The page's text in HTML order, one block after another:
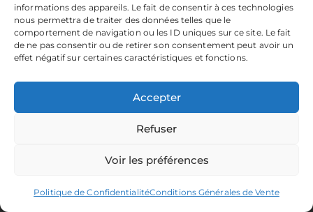
informations des appareils. Le fait de consentir à ces technologies
nous permettra de traiter des données telles que le
comportement de navigation ou les ID uniques sur ce site. Le fait
de ne pas consentir ou de retirer son consentement peut avoir un
effet négatif sur certaines caractéristiques et fonctions.
Accepter
Refuser
Voir les préférences
Politique de ConfidentialitéConditions Générales de Vente